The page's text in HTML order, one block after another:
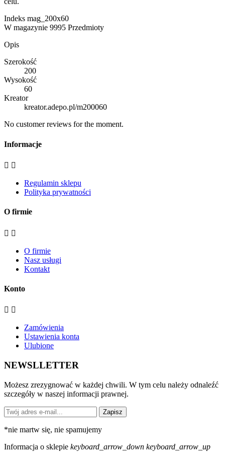
Indeks mag_200x60
W magazynie 9995 Przedmioty
Opis
Szerokość
200
Wysokość
60
Kreator
kreator.adepo.pl/m200060
No customer reviews for the moment.
Informacje
 
Regulamin sklepu
Polityka prywatności
O firmie
 
O firmie
Nasz usługi
Kontakt
Konto
 
Zamówienia
Ustawienia konta
Ulubione
NEWSLLETTER
Możesz zrezygnować w każdej chwili. W tym celu należy odnaleźć
szczegóły w naszej informacji prawnej.
Zapisz
*nie martw się, nie spamujemy
Informacja o sklepie keyboard_arrow_down keyboard_arrow_up